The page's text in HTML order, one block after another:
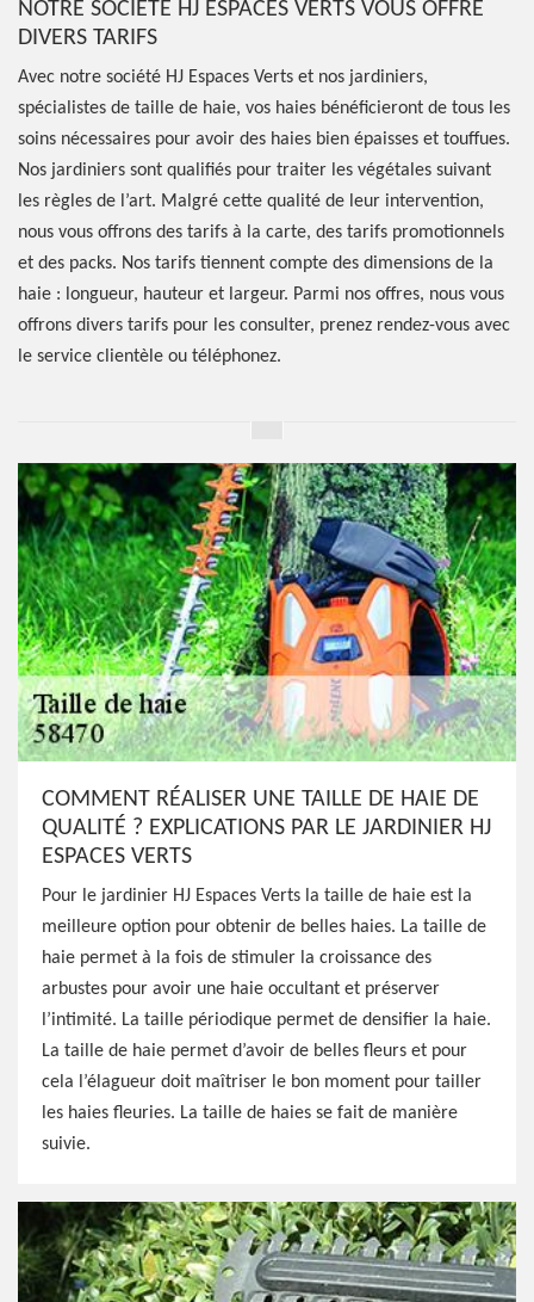
NOTRE SOCIÉTÉ HJ ESPACES VERTS VOUS OFFRE
DIVERS TARIFS
Avec notre société HJ Espaces Verts et nos jardiniers,
spécialistes de taille de haie, vos haies bénéficieront de tous les
soins nécessaires pour avoir des haies bien épaisses et touffues.
Nos jardiniers sont qualifiés pour traiter les végétales suivant
les règles de l’art. Malgré cette qualité de leur intervention,
nous vous offrons des tarifs à la carte, des tarifs promotionnels
et des packs. Nos tarifs tiennent compte des dimensions de la
haie : longueur, hauteur et largeur. Parmi nos offres, nous vous
offrons divers tarifs pour les consulter, prenez rendez-vous avec
le service clientèle ou téléphonez.
COMMENT RÉALISER UNE TAILLE DE HAIE DE
QUALITÉ ? EXPLICATIONS PAR LE JARDINIER HJ
ESPACES VERTS
Pour le jardinier HJ Espaces Verts la taille de haie est la
meilleure option pour obtenir de belles haies. La taille de
haie permet à la fois de stimuler la croissance des
arbustes pour avoir une haie occultant et préserver
l’intimité. La taille périodique permet de densifier la haie.
La taille de haie permet d’avoir de belles fleurs et pour
cela l’élagueur doit maîtriser le bon moment pour tailler
les haies fleuries. La taille de haies se fait de manière
suivie.